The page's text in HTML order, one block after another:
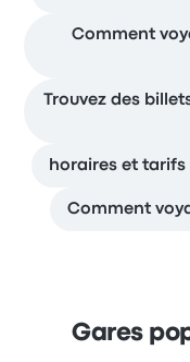
Comment
Trouvez des
horaires et tarifs
Comment
Gares